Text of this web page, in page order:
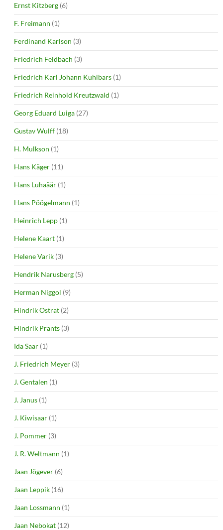
Ernst Kitzberg (6)
F. Freimann (1)
Ferdinand Karlson (3)
Friedrich Feldbach (3)
Friedrich Karl Johann Kuhlbars (1)
Friedrich Reinhold Kreutzwald (1)
Georg Eduard Luiga (27)
Gustav Wulff (18)
H. Mulkson (1)
Hans Käger (11)
Hans Luhaäär (1)
Hans Pöögelmann (1)
Heinrich Lepp (1)
Helene Kaart (1)
Helene Varik (3)
Hendrik Narusberg (5)
Herman Niggol (9)
Hindrik Ostrat (2)
Hindrik Prants (3)
Ida Saar (1)
J. Friedrich Meyer (3)
J. Gentalen (1)
J. Janus (1)
J. Kiwisaar (1)
J. Pommer (3)
J. R. Weltmann (1)
Jaan Jõgever (6)
Jaan Leppik (16)
Jaan Lossmann (1)
Jaan Nebokat (12)